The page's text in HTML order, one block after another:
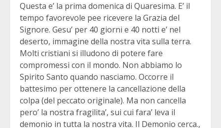
Questa e’ la prima domenica di Quaresima. E’ il
tempo favorevole pee ricevere la Grazia del
Signore. Gesu’ per 40 giorni e 40 notti e’ nel
deserto, immagine della nostra vita sulla terra.
Molti cristiani si illudono di potere fare
compromessi con il mondo. Non abbiamo lo
Spirito Santo quando nasciamo. Occorre il
battesimo per ottenere la cancellazione della
colpa (del peccato originale). Ma non cancella
pero’ la nostra fragilita’, sui cui fara’ leva il
demonio in tutta la nostra vita. Il Demonio cerca.,